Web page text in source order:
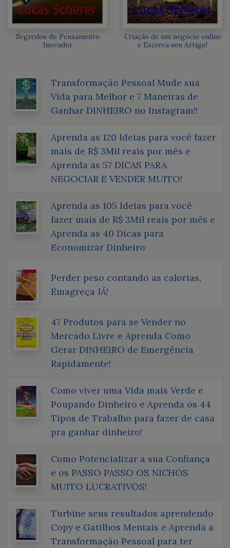
Segredos do Pensamento
Inovador
Criação de um negócio online
e Escreva seu Artigo!
Transformação Pessoal Mude sua
Vida para Melhor e 7 Maneiras de
Ganhar DINHEIRO no Instagram!!
Aprenda as 120 Ideias para você fazer
mais de R$ 3Mil reais por mês e
Aprenda as 57 DICAS PARA
NEGOCIAR E VENDER MUITO!
Aprenda as 105 Ideias para você
fazer mais de R$ 3Mil reais por mês e
Aprenda as 40 Dicas para
Economizar Dinheiro
Perder peso contando as calorias,
Emagreça JÁ!
47 Produtos para se Vender no
Mercado Livre e Aprenda Como
Gerar DINHEIRO de Emergência
Rapidamente!
Como viver uma Vida mais Verde e
Poupando Dinheiro e Aprenda os 44
Tipos de Trabalho para fazer de casa
pra ganhar dinheiro!
Como Potencializar a sua Confiança
e os PASSO PASSO OS NICHOS
MUITO LUCRATIVOS!
Turbine seus resultados aprendendo
Copy e Gatilhos Mentais e Aprenda a
Transformação Pessoal para ter